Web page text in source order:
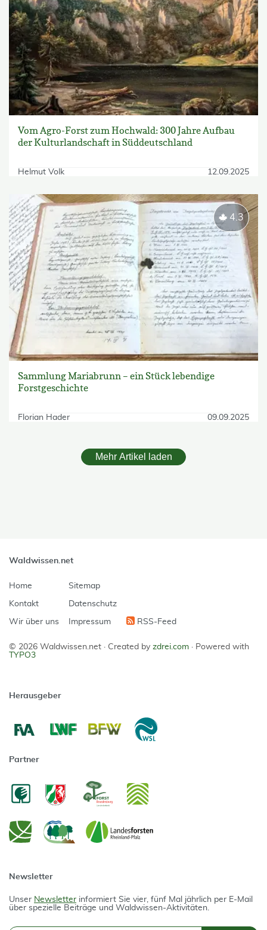
Vom Agro-Forst zum Hochwald: 300 Jahre Aufbau
der Kulturlandschaft in Süddeutschland
Helmut Volk 12.09.2025
Sammlung Mariabrunn – ein Stück lebendige
Forstgeschichte
Florian Hader 09.09.2025
4.3
Mehr Artikel laden
Waldwissen.net
Home
Kontakt
Wir über uns
Sitemap
Datenschutz
Impressum RSS-Feed
© 2026 Waldwissen.net · Created by zdrei.com · Powered with
TYPO3
Herausgeber
Partner
Newsletter
Unser Newsletter informiert Sie vier, fünf Mal jährlich per E-Mail
über spezielle Beiträge und Waldwissen-Aktivitäten.